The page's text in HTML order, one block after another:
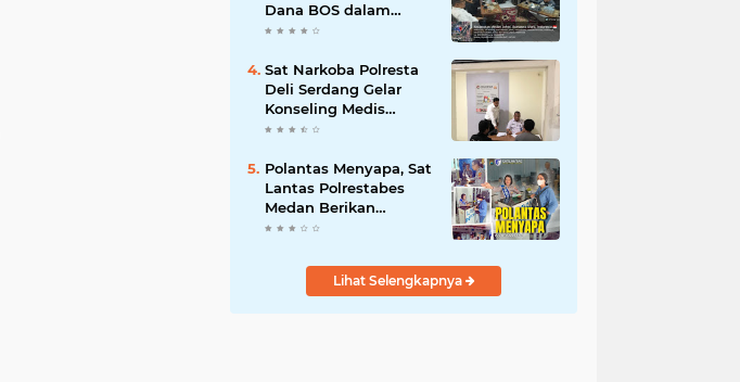
Dana BOS dalam
Audiensi Bersama
Sat Narkoba Polresta
Deli Serdang Gelar
Konseling Medis
Kepada Masyarakat
di Posko Kampung
Bersih Narkoba
Polantas Menyapa, Sat
Lantas Polrestabes
Medan Berikan
Layanan Humanis
Pemohon SIM
Lihat Selengkapnya